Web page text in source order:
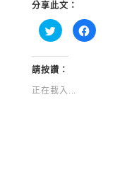
分享此文：
分
享
Twitter(在
新
視
中
開
按
一
請按讚：
正在載入...